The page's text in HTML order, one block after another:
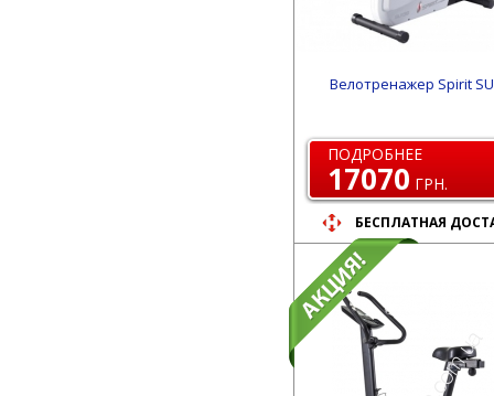
Велотренажер Spirit
ПОДРОБНЕЕ
17070 ГРН.
БЕСПЛАТНАЯ